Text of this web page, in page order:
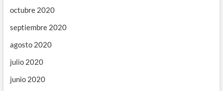
octubre 2020
septiembre 2020
agosto 2020
julio 2020
junio 2020